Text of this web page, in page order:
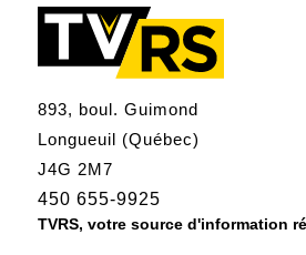
893, boul. Guimond
Longueuil (Québec)
J4G 2M7
450 655-9925
TVRS, votre source d'information